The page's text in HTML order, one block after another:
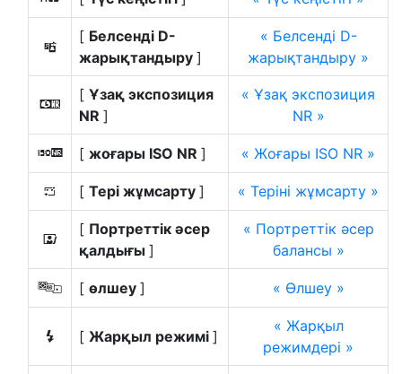
y
[ Белсенді D-
жарықтандыру ]
Белсенді D-
жарықтандыру
q
[ Ұзақ экспозиция
NR ]
Ұзақ экспозиция
NR
r [ жоғары ISO NR ] Жоғары ISO NR
h [ Тері жұмсарту ] Теріні жұмсарту
i
[ Портреттік әсер
қалдығы ]
Портреттік әсер
балансы
w [ өлшеу ] Өлшеу
c [ Жарқыл режимі ]
Жарқыл
режимдері